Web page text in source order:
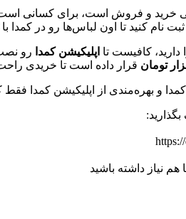
خرید و فروش است، برای کسانی است
ثبت نام کنید تا اون لباس‌ها رو در کمدا با 50 تا 70 درصد تخفیف بفروشی و یا از کمد دیگر جنس بخری و یا پولش و بزاری تو حسابت بمونه.
دارید، کافیست تا اپلیکیشن کمدا رو
قرار داده است تا خریدی
و بهره‌مندی از اپلیکیشن کمدا
نیاز داشته باشید